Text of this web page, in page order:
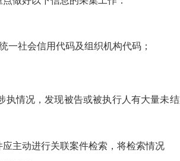
一社会信用代码及组织机构代码；
执情况，发现被告或被执行人有大量未
主动进行关联案件检索，将检索情况